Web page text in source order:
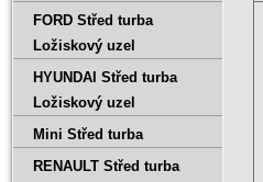
FORD Střed turba
Ložiskový uzel
HYUNDAI Střed turba
Ložiskový uzel
Mini Střed turba
RENAULT Střed turba